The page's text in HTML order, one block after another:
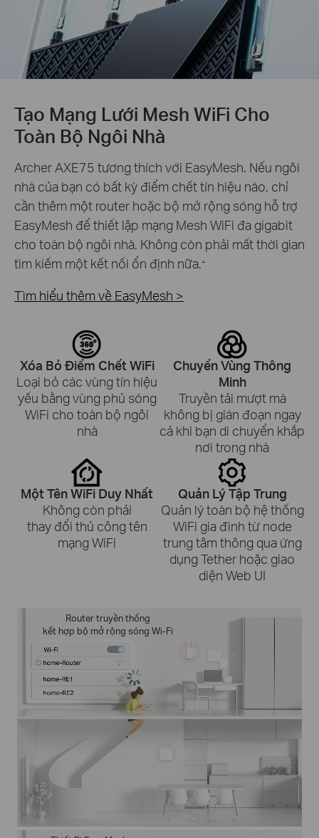
Tạo Mạng Lưới Mesh WiFi Cho
Toàn Bộ Ngôi Nhà
Archer AXE75 tương thích với EasyMesh. Nếu ngôi
nhà của bạn có bất kỳ điểm chết tín hiệu nào, chỉ
cần thêm một router hoặc bộ mở rộng sóng hỗ trợ
EasyMesh để thiết lập mạng Mesh WiFi đa gigabit
cho toàn bộ ngôi nhà. Không còn phải mất thời gian
tìm kiếm một kết nối ổn định nữa.△
Tìm hiểu thêm về EasyMesh >
Xóa Bỏ Điểm Chết WiFi
Loại bỏ các vùng tín hiệu
yếu bằng vùng phủ sóng
WiFi cho toàn bộ ngôi
nhà
Chuyển Vùng Thông
Minh
Truyền tải mượt mà
không bị gián đoạn ngay
cả khi bạn di chuyển khắp
nơi trong nhà
Một Tên WiFi Duy Nhất
Không còn phải
thay đổi thủ công tên
mạng WiFi
Quản Lý Tập Trung
Quản lý toàn bộ hệ thống
WiFi gia đình từ node
trung tâm thông qua ứng
dụng Tether hoặc giao
diện Web UI
Router truyền thống
kết hợp bộ mở rộng sóng Wi-Fi